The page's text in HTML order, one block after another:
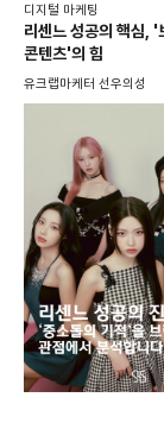
디지털 마케팅
리센느 성공의 핵심, '
콘텐츠'의 힘
유크랩마케터 선우의성